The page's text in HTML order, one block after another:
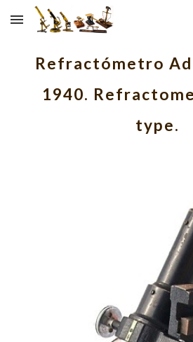
Skip to main content
Refractómetro
1940.
type.